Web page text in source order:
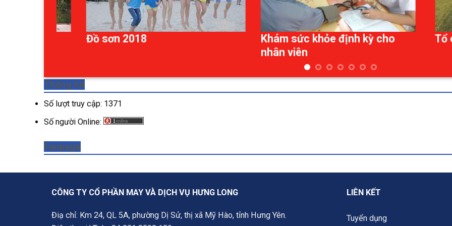
Khám sức khỏe định kỳ cho
Tổ chức giao lưu bóng đá
Số lượt truy cập:1371
Số người Online:
Điện thoại/ Tel: +84 221 3508 159
Văn bản